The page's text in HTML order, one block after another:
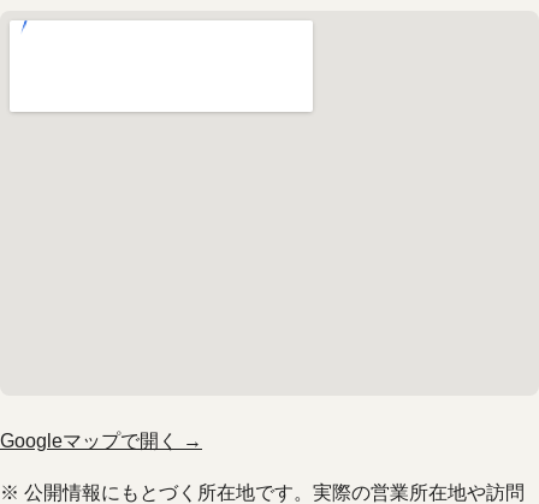
Googleマップで開く →
※ 公開情報にもとづく所在地です。実際の営業所在地や訪問